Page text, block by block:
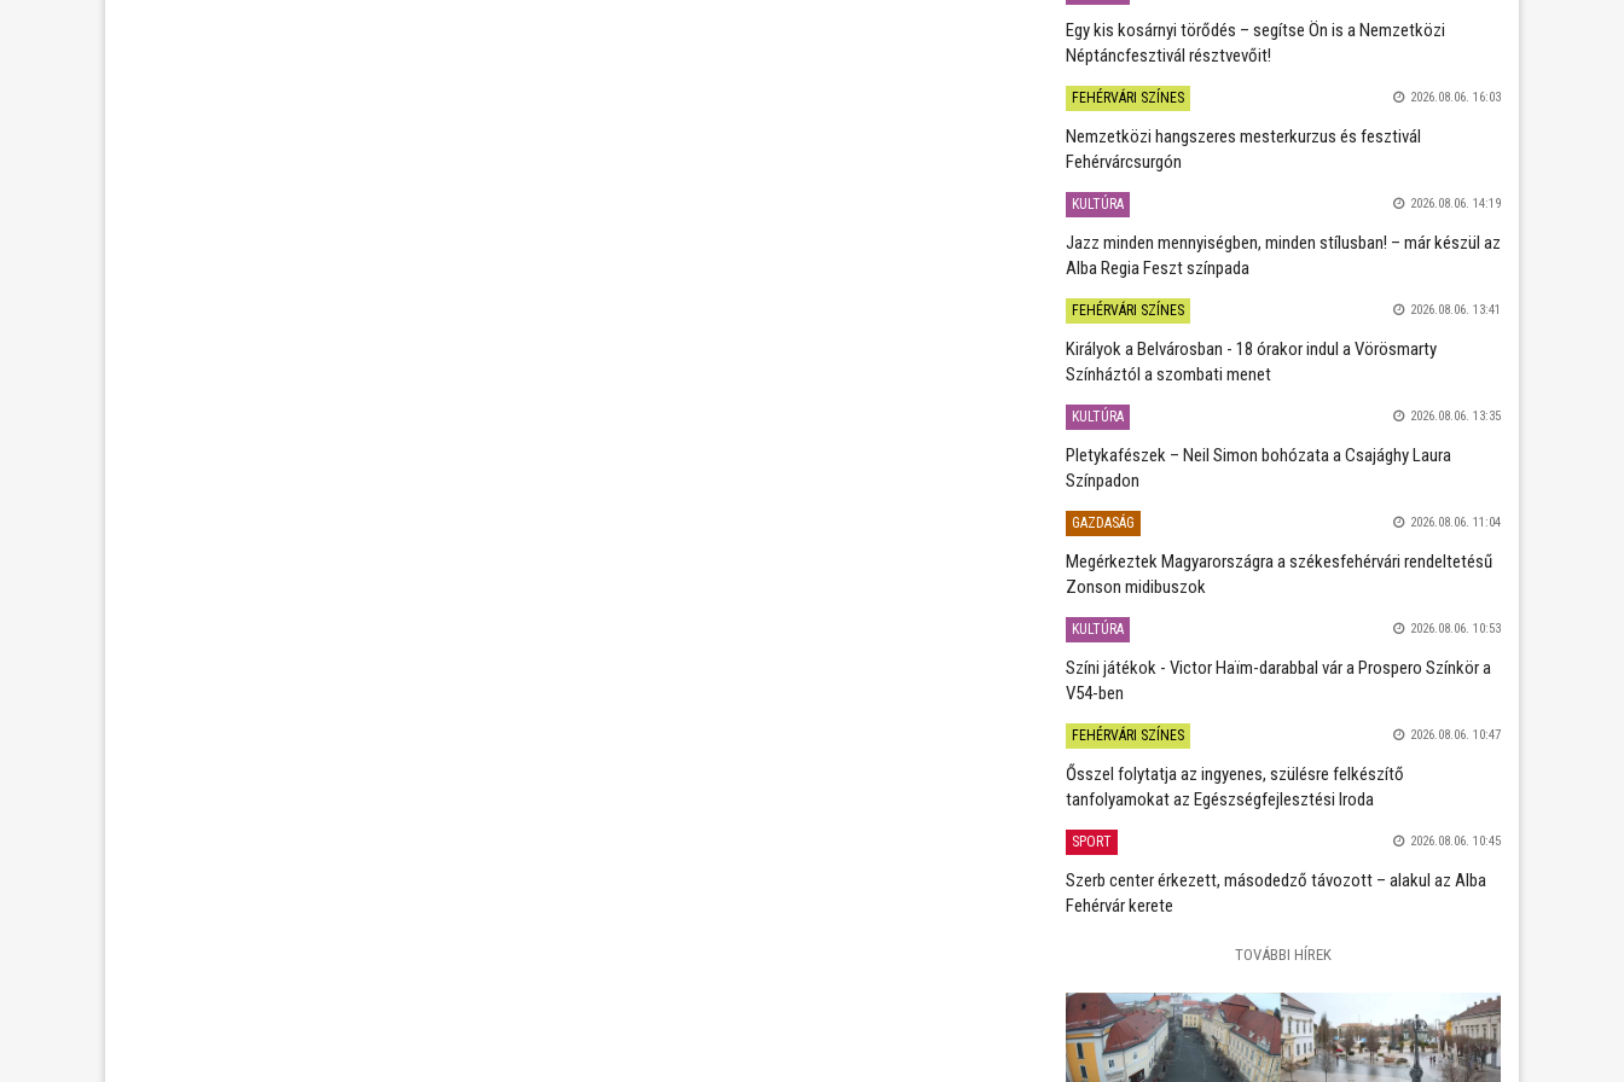
Egy kis kosárnyi törődés – segítse Ön is a Nemzetközi
Néptáncfesztivál résztvevőit!
FEHÉRVÁRI SZÍNES 2026.08.06. 16:03
Nemzetközi hangszeres mesterkurzus és fesztivál
Fehérvárcsurgón
KULTÚRA 2026.08.06. 14:19
Jazz minden mennyiségben, minden stílusban! – már készül az
Alba Regia Feszt színpada
FEHÉRVÁRI SZÍNES 2026.08.06. 13:41
Királyok a Belvárosban - 18 órakor indul a Vörösmarty
Színháztól a szombati menet
KULTÚRA 2026.08.06. 13:35
Pletykafészek – Neil Simon bohózata a Csajághy Laura
Színpadon
GAZDASÁG 2026.08.06. 11:04
Megérkeztek Magyarországra a székesfehérvári rendeltetésű
Zonson midibuszok
KULTÚRA 2026.08.06. 10:53
Színi játékok - Victor Haïm-darabbal vár a Prospero Színkör a
V54-ben
FEHÉRVÁRI SZÍNES 2026.08.06. 10:47
Ősszel folytatja az ingyenes, szülésre felkészítő
tanfolyamokat az Egészségfejlesztési Iroda
SPORT 2026.08.06. 10:45
Szerb center érkezett, másodedző távozott – alakul az Alba
Fehérvár kerete
TOVÁBBI HÍREK